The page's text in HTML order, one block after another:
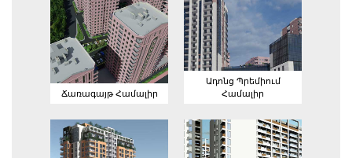
Ճառագայթ Համալիր
Ճառագայթ
Համալիր
Ադոնց Պրեմիում
Համալիր
Ադոնց
Պրեմիում
Համալիր
Դալմա
Այգիներ